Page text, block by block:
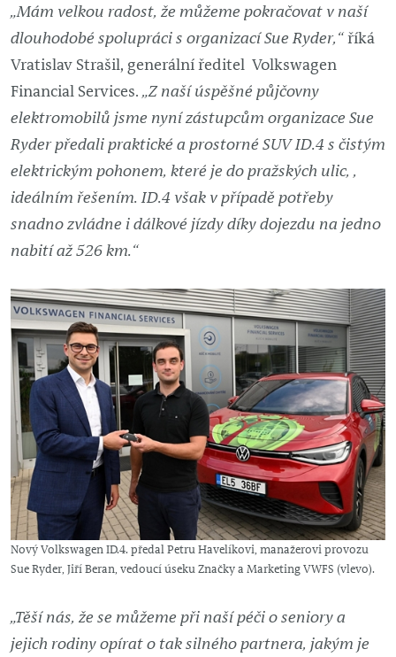
„Mám velkou radost, že můžeme pokračovat v naší
dlouhodobé spolupráci s organizací Sue Ryder,“říká
Vratislav Strašil, generální ředitel Volkswagen
Financial Services. „Z naší úspěšné půjčovny
elektromobilů jsme nyní zástupcům organizace Sue
Ryder předali praktické a prostorné SUV ID.4 s čistým
elektrickým pohonem, které je do pražských ulic, ,
ideálním řešením. ID.4 však v případě potřeby
snadno zvládne i dálkové jízdy díky dojezdu na jedno
nabití až 526 km.“
Nový Volkswagen ID.4. předal Petru Havelíkovi, manažerovi provozu
Sue Ryder, Jiří Beran, vedoucí úseku Značky a Marketing VWFS (vlevo).
„Těší nás, že se můžeme při naší péči o seniory a
jejich rodiny opírat o tak silného partnera, jakým je